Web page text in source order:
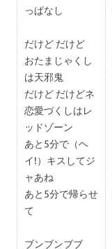
っぱなし
だけど だけど
おたまじゃくし
は天邪鬼
だけど だけどネ
恋愛づくしはレ
ッドゾーン
あと5分で（ヘ
イ!）キスしてジ
ャあね
あと5分で帰らせ
て
ブンブンブブ